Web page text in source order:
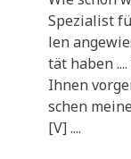
Spe­zia­list
len
tät haben
Ihnen
schen
[V] ....